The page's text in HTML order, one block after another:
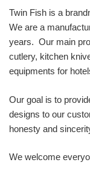
Twin Fish is a
We are a
years. Our main
cutlery, kitchen
equipments for
Our goal is to
designs to our
honesty and
We welcome